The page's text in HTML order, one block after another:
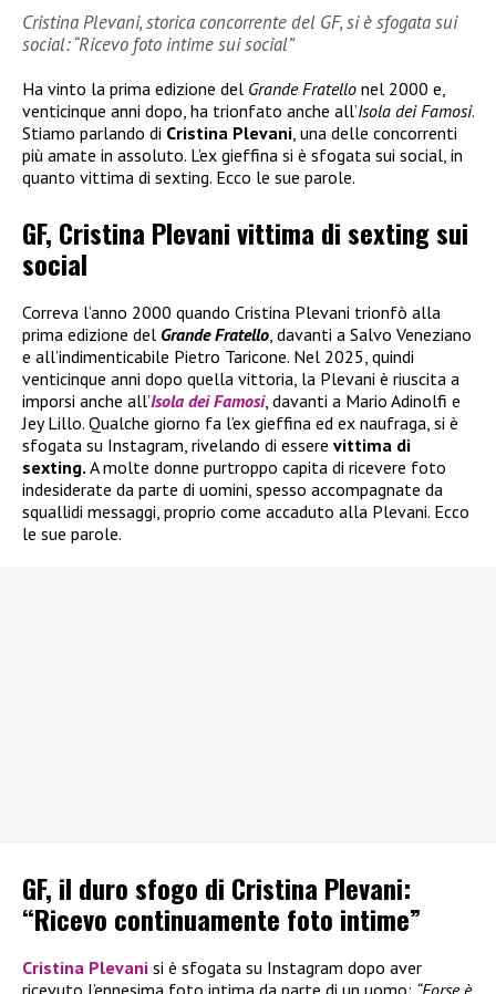
Cristina Plevani, storica concorrente del GF, si è sfogata sui
social: “Ricevo foto intime sui social”
Ha vinto la prima edizione del Grande Fratello nel 2000 e,
venticinque anni dopo, ha trionfato anche all’Isola dei Famosi.
Stiamo parlando di Cristina Plevani , una delle concorrenti
più amate in assoluto. L’ex gieffina si è sfogata sui social, in
quanto vittima di sexting. Ecco le sue parole.
GF, Cristina Plevani vittima di sexting sui
social
Correva l’anno 2000 quando Cristina Plevani trionfò alla
prima edizione del Grande Fratello , davanti a Salvo Veneziano
e all’indimenticabile Pietro Taricone. Nel 2025, quindi
venticinque anni dopo quella vittoria, la Plevani è riuscita a
imporsi anche all’Isola dei Famosi, davanti a Mario Adinolfi e
Jey Lillo. Qualche giorno fa l’ex gieffina ed ex naufraga, si è
sfogata su Instagram, rivelando di essere vittima di
sexting. A molte donne purtroppo capita di ricevere foto
indesiderate da parte di uomini, spesso accompagnate da
squallidi messaggi, proprio come accaduto alla Plevani. Ecco
le sue parole.
GF, il duro sfogo di Cristina Plevani:
“Ricevo continuamente foto intime”
Cristina Plevani si è sfogata su Instagram dopo aver